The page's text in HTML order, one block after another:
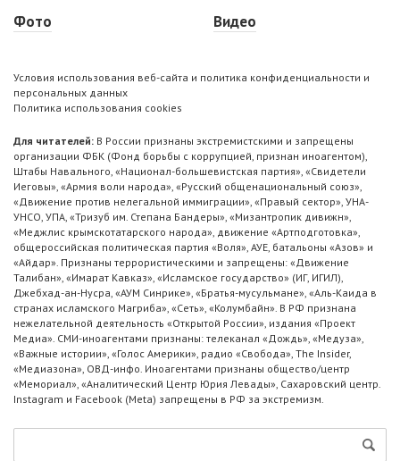
Фото
Видео
Условия использования веб-сайта и политика конфиденциальности и
персональных данных
Политика использования cookies
Для читателей: В России признаны экстремистскими и запрещены
организации ФБК (Фонд борьбы с коррупцией, признан иноагентом),
Штабы Навального, «Национал-большевистская партия», «Свидетели
Иеговы», «Армия воли народа», «Русский общенациональный союз»,
«Движение против нелегальной иммиграции», «Правый сектор», УНА-
УНСО, УПА, «Тризуб им. Степана Бандеры», «Мизантропик дивижн»,
«Меджлис крымскотатарского народа», движение «Артподготовка»,
общероссийская политическая партия «Воля», АУЕ, батальоны «Азов» и
«Айдар». Признаны террористическими и запрещены: «Движение
Талибан», «Имарат Кавказ», «Исламское государство» (ИГ, ИГИЛ),
Джебхад-ан-Нусра, «АУМ Синрике», «Братья-мусульмане», «Аль-Каида в
странах исламского Магриба», «Сеть», «Колумбайн». В РФ признана
нежелательной деятельность «Открытой России», издания «Проект
Медиа». СМИ-иноагентами признаны: телеканал «Дождь», «Медуза»,
«Важные истории», «Голос Америки», радио «Свобода», The Insider,
«Медиазона», ОВД-инфо. Иноагентами признаны общество/центр
«Мемориал», «Аналитический Центр Юрия Левады», Сахаровский центр.
Instagram и Facebook (Metа) запрещены в РФ за экстремизм.